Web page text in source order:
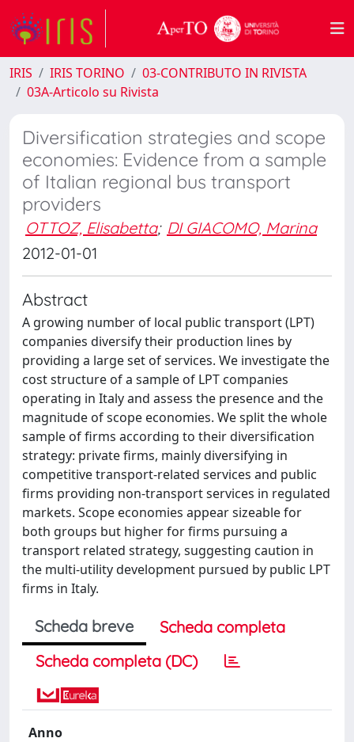
IRIS IRIS TORINO
03-CONTRIBUTO IN RIVISTA
03A-Articolo su Rivista
Diversification strategies and scope
economies: Evidence from a sample
of Italian regional bus transport
providers
OTTOZ, Elisabetta; DI GIACOMO, Marina
2012-01-01
Abstract
A growing number of local public transport (LPT)
companies diversify their production lines by
providing a large set of services. We investigate the
cost structure of a sample of LPT companies
operating in Italy and assess the presence and the
magnitude of scope economies. We split the whole
sample of firms according to their diversification
strategy: private firms, mainly diversifying in
competitive transport-related services and public
firms providing non-transport services in regulated
markets. Scope economies appear sizeable for
both groups but higher for firms pursuing a
transport related strategy, suggesting caution in
the multi-utility development pursued by public LPT
firms in Italy.
Scheda breve
Scheda completa
Scheda completa (DC)
Anno